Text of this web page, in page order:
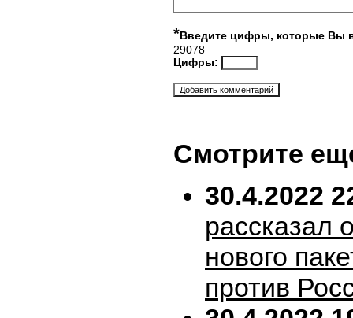
*Введите цифры, которые Вы
29078
Цифры:
Смотрите
30.4.2022
рассказал
нового
против